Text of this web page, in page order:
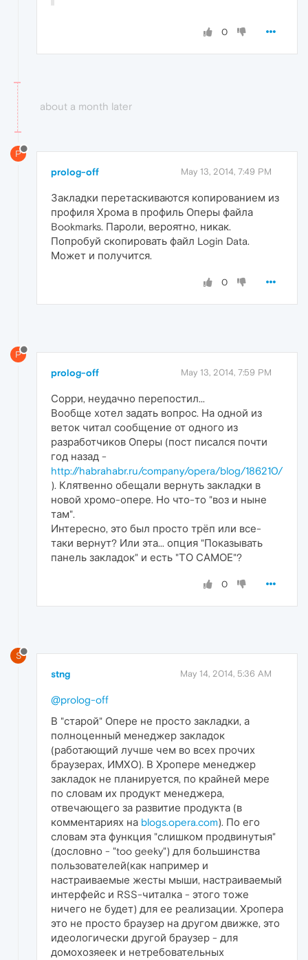
0
about a month later
P
prolog-off May 13, 2014, 7:49 PM
Закладки перетаскиваются копированием из
профиля Хрома в профиль Оперы файла
Bookmarks. Пароли, вероятно, никак.
Попробуй скопировать файл Login Data.
Может и получится.
0
P
prolog-off May 13, 2014, 7:59 PM
Сорри, неудачно перепостил...
Вообще хотел задать вопрос. На одной из
веток читал сообщение от одного из
разработчиков Оперы (пост писался почти
год назад -
http://habrahabr.ru/company/opera/blog/186210/
). Клятвенно обещали вернуть закладки в
новой хромо-опере. Но что-то "воз и ныне
там".
Интересно, это был просто трёп или все-
таки вернут? Или эта... опция "Показывать
панель закладок" и есть "ТО САМОЕ"?
0
S
stng May 14, 2014, 5:36 AM
@prolog-off
В "старой" Опере не просто закладки, а
полноценный менеджер закладок
(работающий лучше чем во всех прочих
браузерах, ИМХО). В Хропере менеджер
закладок не планируется, по крайней мере
по словам их продукт менеджера,
отвечающего за развитие продукта (в
комментариях на blogs.opera.com). По его
словам эта функция "слишком продвинутыя"
(дословно - "too geeky") для большинства
пользователей(как например и
настраиваемые жесты мыши, настраиваемый
интерфейс и RSS-читалка - этого тоже
ничего не будет) для ее реализации. Хропера
это не просто браузер на другом движке, это
идеологически другой браузер - для
домохозяеек и нетребовательных